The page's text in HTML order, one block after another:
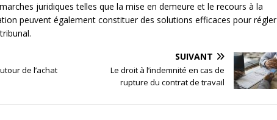
juridiques telles que la mise en demeure et le recours à la
peuvent également constituer des solutions efficaces pour régler
de l’achat
SUIVANT
Le droit à l’indemnité en cas de
rupture du contrat de travail